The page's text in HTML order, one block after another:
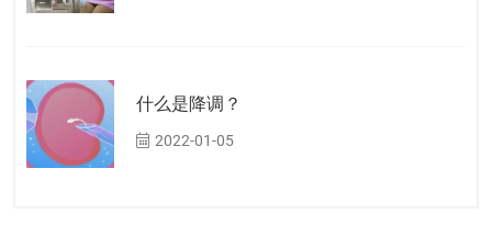
什么是降调？
2022-01-05